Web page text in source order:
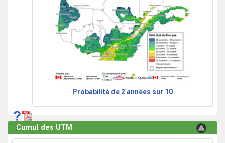
Probabilité de 2 années sur 10
Cumul des UTM